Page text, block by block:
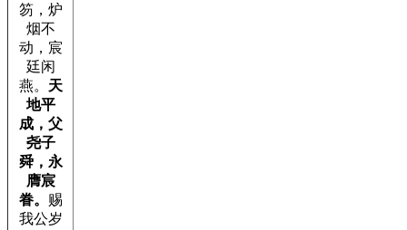
笏，炉
烟不
动，宸
廷闲
燕。 天
地平
成，父
尧子
舜，永
膺宸
眷。 赐
我公岁